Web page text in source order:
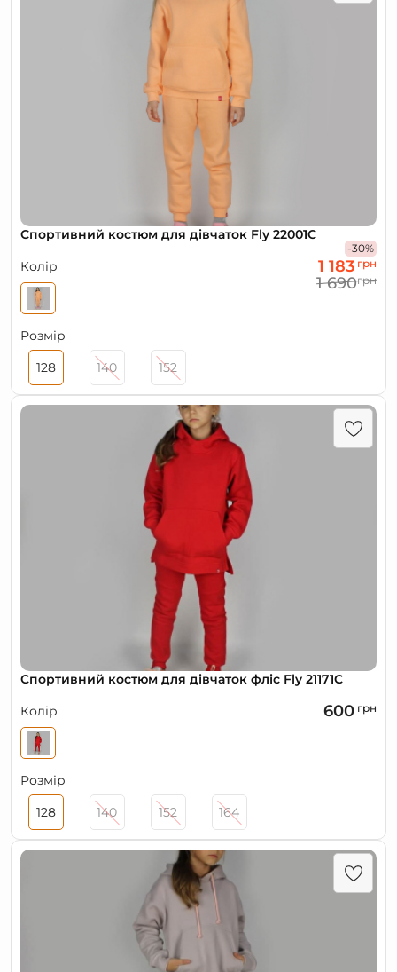
Спортивний костюм для дівчаток Fly 22001C
Колір
-30%
1 183 грн
1 690грн
Розмір
128
140 152
Спортивний костюм для дівчаток фліс Fly 21171C
Колір
600 грн
Розмір
128
140 152 164